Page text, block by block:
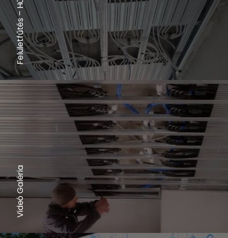
Videó Galéria